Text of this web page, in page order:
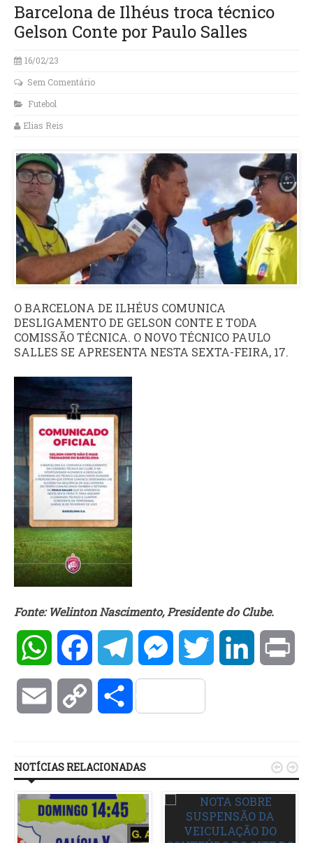
Barcelona de Ilhéus troca técnico
Gelson Conte por Paulo Salles
16/02/23
Sem Comentário
Futebol
Elias Reis
O BARCELONA DE ILHÉUS COMUNICA
DESLIGAMENTO DE GELSON CONTE E TODA
COMISSÃO TÉCNICA. O NOVO TÉCNICO PAULO
SALLES SE APRESENTA NESTA SEXTA-FEIRA, 17.
Fonte: Welinton Nascimento, Presidente do Clube.
WhatsAppFacebookTelegramMessengerTwitter LinkedIn
Email Copy Compartilhar
NOTÍCIAS RELACIONADAS  